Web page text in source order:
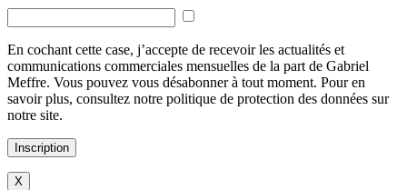
En cochant cette case, j’accepte de recevoir les actualités et
communications commerciales mensuelles de la part de Gabriel
Meffre. Vous pouvez vous désabonner à tout moment. Pour en
savoir plus, consultez notre politique de protection des données sur
notre site.
Inscription
X